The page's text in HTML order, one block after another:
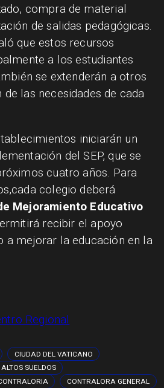
compra de material
de salidas pedagógicas.
que estos recursos
a los estudiantes
se extenderán a otros
las necesidades de cada
iniciarán un
del SEP, que se
cuatro años. Para
colegio deberá
Mejoramiento Educativo
recibir el apoyo
a mejorar la educación en la
Regional
CIUDAD DEL VATICANO
ALTOS SUELDOS
CONTRALORA GENERAL